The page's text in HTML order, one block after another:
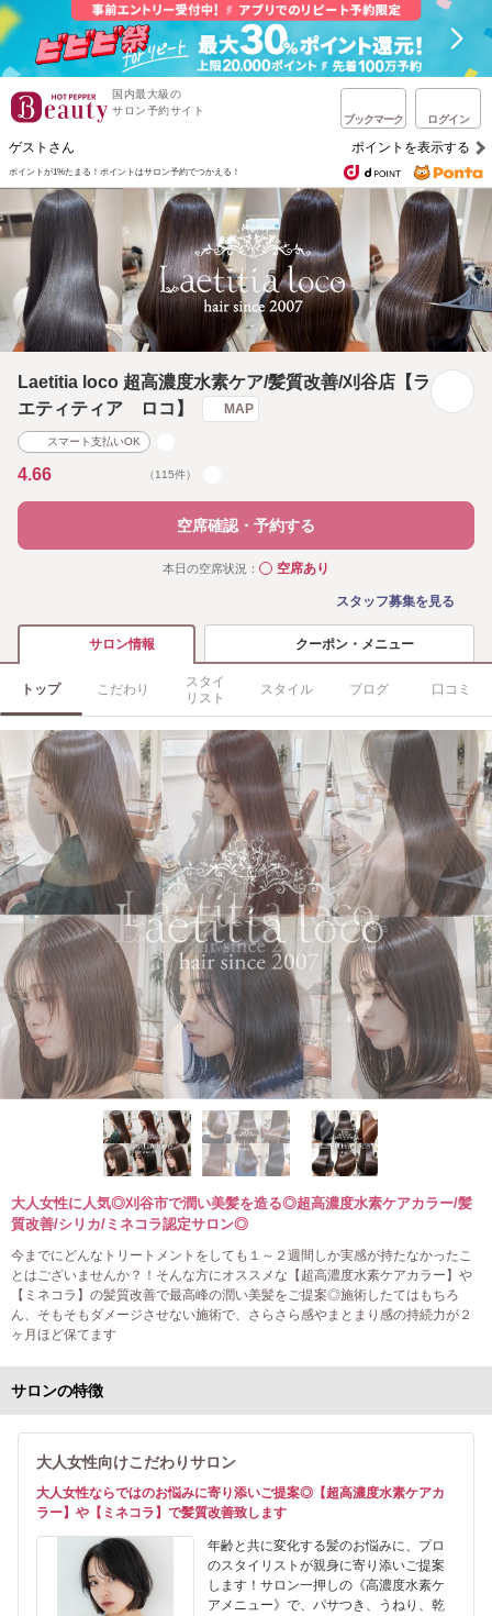
国内最大級の
サロン予約サイト
ブックマーク ログイン
ゲストさん ポイントを表示する
ポイントが1%たまる！ ポイントはサロン予約でつかえる！
Laetitia loco 超高濃度水素ケア/髪質改善/刈谷店【ラ
エティティア ロコ】
MAP
スマート支払いOK
4.66 （115件）
空席確認・予約する
本日の空席状況： ◯空席あり
スタッフ募集を見る
サロン情報 クーポン・メニュー
トップ こだわり
スタイ
リスト
スタイル ブログ 口コミ
大人女性に人気◎刈谷市で潤い美髪を造る◎超高濃度水素ケアカラー/髪
質改善/シリカ/ミネコラ認定サロン◎
今までにどんなトリートメントをしても１～２週間しか実感が持たなかったこ
とはございませんか？！そんな方にオススメな【超高濃度水素ケアカラー】や
【ミネコラ】の髪質改善で最高峰の潤い美髪をご提案◎施術したてはもちろ
ん、そもそもダメージさせない施術で、さらさら感やまとまり感の持続力が２
ヶ月ほど保てます
サロンの特徴
大人女性向けこだわりサロン
大人女性ならではのお悩みに寄り添いご提案◎【超高濃度水素ケアカ
ラー】や【ミネコラ】で髪質改善致します
年齢と共に変化する髪のお悩みに、プロ
のスタイリストが親身に寄り添いご提案
します！サロン一押しの《高濃度水素ケ
アメニュー》で、パサつき、うねり、乾